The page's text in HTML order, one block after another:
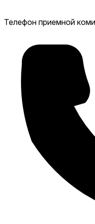
Телефон приемной